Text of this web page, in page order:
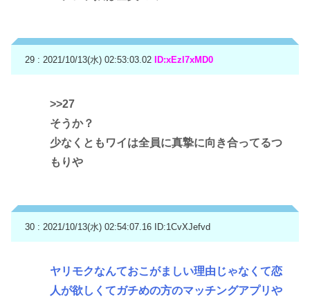
29 : 2021/10/13(水) 02:53:03.02 ID:xEzl7xMD0
>>27
そうか？
少なくともワイは全員に真摯に向き合ってるつ
もりや
30 : 2021/10/13(水) 02:54:07.16 ID:1CvXJefvd
ヤリモクなんておこがましい理由じゃなくて恋
人が欲しくてガチめの方のマッチングアプリや